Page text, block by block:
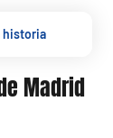
historia
Madrid